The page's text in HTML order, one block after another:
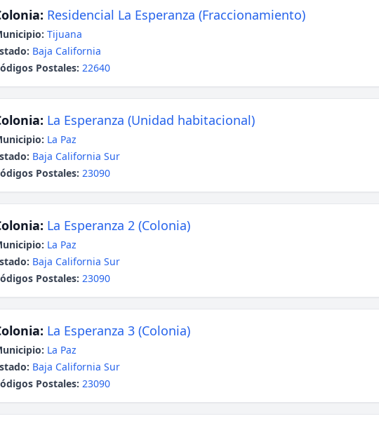
Residencial La Esperanza (Fraccionamiento)
Tijuana
Baja California
Postales: 22640
La Esperanza (Unidad habitacional)
La Paz
Baja California Sur
Postales: 23090
La Esperanza 2 (Colonia)
La Paz
Baja California Sur
Postales: 23090
La Esperanza 3 (Colonia)
La Paz
Baja California Sur
Postales: 23090